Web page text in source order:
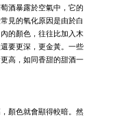
酒暴露於空氣中，它的
見的氧化原因是由於白
的顏色，往往比加入木
要更深，更金黃。一些
高，如同香甜的甜酒一
顏色就會顯得較暗。然